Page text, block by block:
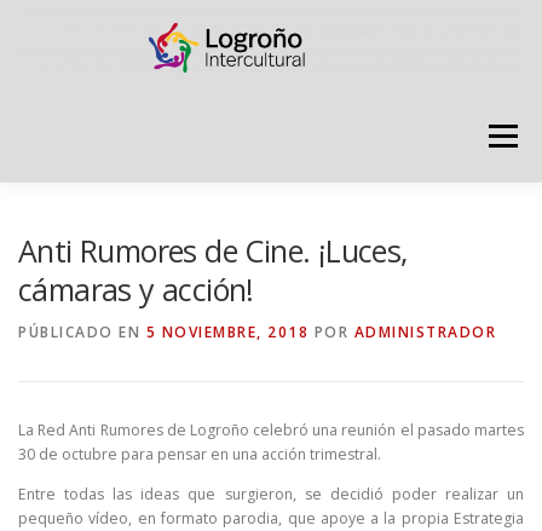
Menú
RECURSOS PUNTO DE ACOGIDA
Anti Rumores de Cine. ¡Luces,
cámaras y acción!
PÚBLICADO EN 5 NOVIEMBRE, 2018 POR ADMINISTRADOR
La Red Anti Rumores de Logroño celebró una reunión el pasado martes
30 de octubre para pensar en una acción trimestral.
Entre todas las ideas que surgieron, se decidió poder realizar un
pequeño vídeo, en formato parodia, que apoye a la propia Estrategia